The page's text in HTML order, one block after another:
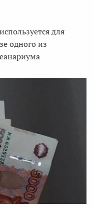
для
одного из